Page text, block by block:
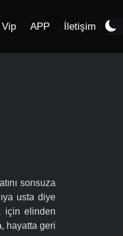
Vip APP İletişim
sonsuza
usta diye
için elinden
hayatta geri